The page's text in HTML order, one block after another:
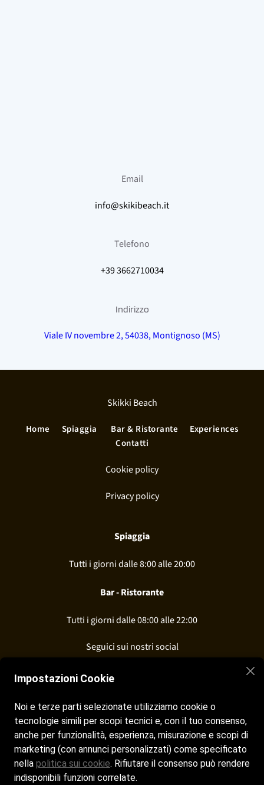
Email
info@skikibeach.it
Telefono
+39 3662710034
Indirizzo
Viale IV novembre 2, 54038, Montignoso (MS)
Skikki Beach
Home Spiaggia Bar & Ristorante
Experiences
Contatti
Cookie policy
Privacy policy
Spiaggia
Tutti i giorni dalle 8:00 alle 20:00
Bar - Ristorante
Tutti i giorni dalle 08:00 alle 22:00
Seguici sui nostri social
Instagram
Contatti
info@skikkibeach.it
Impostazioni Cookie
Noi e terze parti selezionate utilizziamo cookie o
tecnologie simili per scopi tecnici e, con il tuo consenso,
anche per funzionalità, esperienza, misurazione e scopi di
marketing (con annunci personalizzati) come specificato
nella politica sui cookie. Rifiutare il consenso può rendere
indisponibili funzioni correlate.